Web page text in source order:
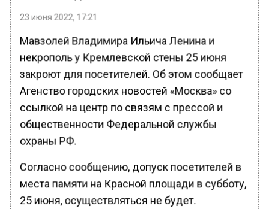
23 июня 2022, 17:21
Мавзолей Владимира Ильича Ленина и
некрополь у Кремлевской стены 25 июня
закроют для посетителей. Об этом сообщает
Агенство городских новостей «Москва» со
ссылкой на центр по связям с прессой и
общественности Федеральной службы
охраны РФ.
Согласно сообщению, допуск посетителей в
места памяти на Красной площади в субботу,
25 июня, осуществляться не будет.